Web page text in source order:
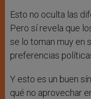
Esto no oculta las
Pero sí revela que
se lo toman muy en
preferencias
Y esto es un buen
qué no aprovechar